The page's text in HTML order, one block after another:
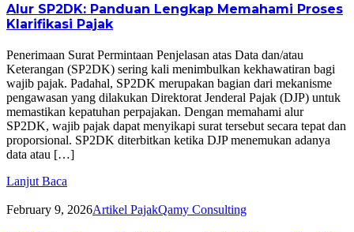
Alur SP2DK: Panduan Lengkap Memahami Proses
Klarifikasi Pajak
Penerimaan Surat Permintaan Penjelasan atas Data dan/atau
Keterangan (SP2DK) sering kali menimbulkan kekhawatiran bagi
wajib pajak. Padahal, SP2DK merupakan bagian dari mekanisme
pengawasan yang dilakukan Direktorat Jenderal Pajak (DJP) untuk
memastikan kepatuhan perpajakan. Dengan memahami alur
SP2DK, wajib pajak dapat menyikapi surat tersebut secara tepat dan
proporsional. SP2DK diterbitkan ketika DJP menemukan adanya
data atau […]
Lanjut Baca
February 9, 2026Artikel PajakQamy Consulting